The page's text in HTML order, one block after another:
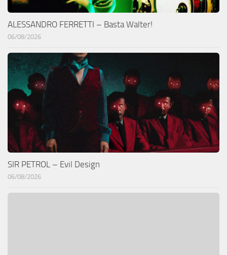
ALESSANDRO FERRETTI – Basta Walter!
06/08/2026
SIR PETROL – Evil Design
06/08/2026